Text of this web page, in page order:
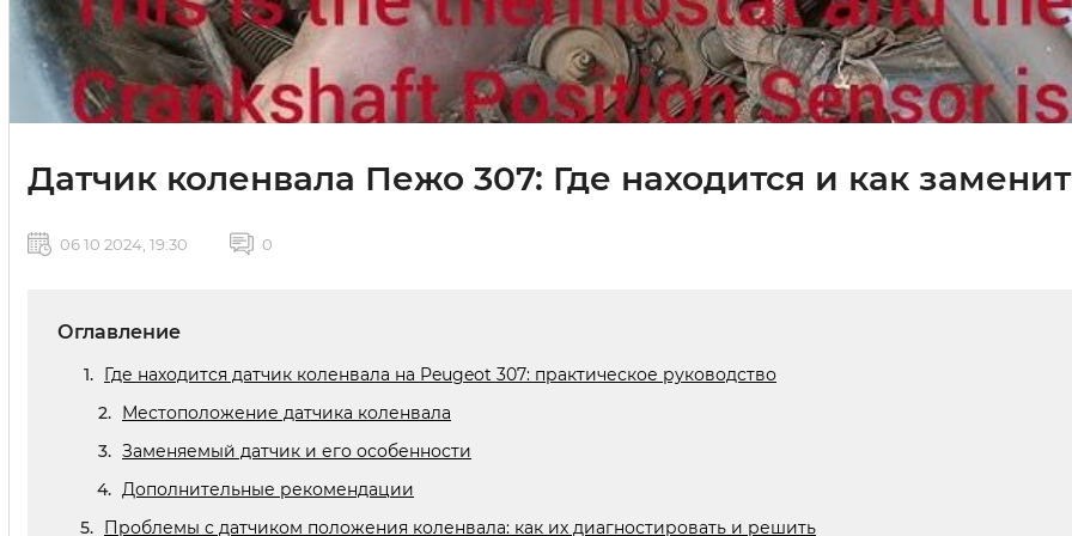
Датчик коленвала Пежо 307: Где находится и как
06 10 2024, 19:30 0
Оглавление
Где находится датчик коленвала на Peugeot 307: практическое руководство
Местоположение датчика коленвала
Заменяемый датчик и его особенности
Дополнительные рекомендации
Проблемы с датчиком положения коленвала: как их диагностировать и решить